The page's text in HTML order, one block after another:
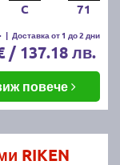
C 71
| Доставка от 1 до 2 дни
/ 137.18 лв.
повече
RIKEN